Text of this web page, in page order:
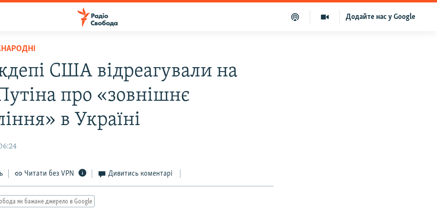
Додайте нас у Google
США відреагували на
про «зовнішнє
в Україні
Читати без VPN Дивитись коментарі
як бажане джерело в Google